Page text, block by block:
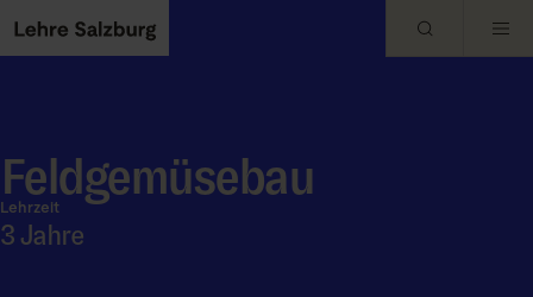
Skip to main content
Feldgemüsebau
Lehrzeit
3 Jahre